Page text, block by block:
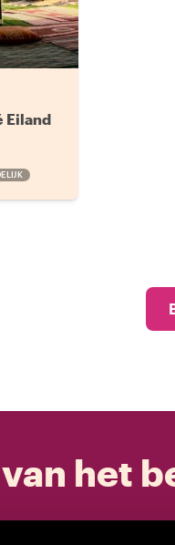
Eiland
het